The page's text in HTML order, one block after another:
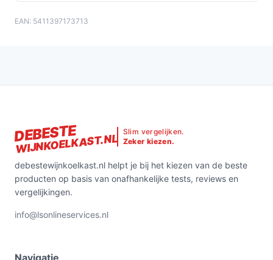
EAN: 5411397173713
DEBESTE
WIJNKOELKAST.NL
Slim vergelijken.
Zeker kiezen.
debestewijnkoelkast.nl helpt je bij het kiezen van de beste
producten op basis van onafhankelijke tests, reviews en
vergelijkingen.
info@lsonlineservices.nl
Navigatie